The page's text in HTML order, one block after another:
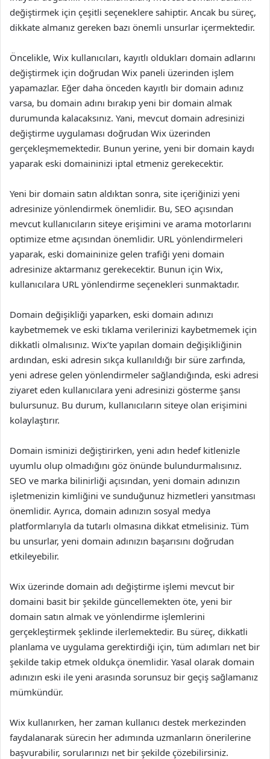
değiştirmek için çeşitli seçeneklere sahiptir. Ancak bu süreç,
dikkate almanız gereken bazı önemli unsurlar içermektedir.
Öncelikle, Wix kullanıcıları, kayıtlı oldukları domain adlarını
değiştirmek için doğrudan Wix paneli üzerinden işlem
yapamazlar. Eğer daha önceden kayıtlı bir domain adınız
varsa, bu domain adını bırakıp yeni bir domain almak
durumunda kalacaksınız. Yani, mevcut domain adresinizi
değiştirme uygulaması doğrudan Wix üzerinden
gerçekleşmemektedir. Bunun yerine, yeni bir domain kaydı
yaparak eski domaininizi iptal etmeniz gerekecektir.
Yeni bir domain satın aldıktan sonra, site içeriğinizi yeni
adresinize yönlendirmek önemlidir. Bu, SEO açısından
mevcut kullanıcıların siteye erişimini ve arama motorlarını
optimize etme açısından önemlidir. URL yönlendirmeleri
yaparak, eski domaininize gelen trafiği yeni domain
adresinize aktarmanız gerekecektir. Bunun için Wix,
kullanıcılara URL yönlendirme seçenekleri sunmaktadır.
Domain değişikliği yaparken, eski domain adınızı
kaybetmemek ve eski tıklama verilerinizi kaybetmemek için
dikkatli olmalısınız. Wix’te yapılan domain değişikliğinin
ardından, eski adresin sıkça kullanıldığı bir süre zarfında,
yeni adrese gelen yönlendirmeler sağlandığında, eski adresi
ziyaret eden kullanıcılara yeni adresinizi gösterme şansı
bulursunuz. Bu durum, kullanıcıların siteye olan erişimini
kolaylaştırır.
Domain isminizi değiştirirken, yeni adın hedef kitlenizle
uyumlu olup olmadığını göz önünde bulundurmalısınız.
SEO ve marka bilinirliği açısından, yeni domain adınızın
işletmenizin kimliğini ve sunduğunuz hizmetleri yansıtması
önemlidir. Ayrıca, domain adınızın sosyal medya
platformlarıyla da tutarlı olmasına dikkat etmelisiniz. Tüm
bu unsurlar, yeni domain adınızın başarısını doğrudan
etkileyebilir.
Wix üzerinde domain adı değiştirme işlemi mevcut bir
domaini basit bir şekilde güncellemekten öte, yeni bir
domain satın almak ve yönlendirme işlemlerini
gerçekleştirmek şeklinde ilerlemektedir. Bu süreç, dikkatli
planlama ve uygulama gerektirdiği için, tüm adımları net bir
şekilde takip etmek oldukça önemlidir. Yasal olarak domain
adınızın eski ile yeni arasında sorunsuz bir geçiş sağlamanız
mümkündür.
Wix kullanırken, her zaman kullanıcı destek merkezinden
faydalanarak sürecin her adımında uzmanların önerilerine
başvurabilir, sorularınızı net bir şekilde çözebilirsiniz.